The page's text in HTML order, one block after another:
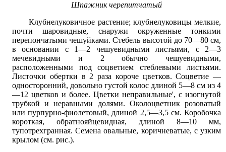
Шпажник черепитчатый
Клубнелуковичное растение; клубнелуковицы мелкие,
почти шаровидные, снаружи окруженные тонкими
перепончатыми чешуйками. Стебель высотой до 70—80 см,
в основании с 1—2 чешуевидными листьями, с 2—3
мечевидными и 2 обычно чешуевидными,
расположенными под соцветием стеблевыми листьями.
Листочки обертки в 2 раза короче цветков. Соцветие —
односторонний, довольно густой колос длиной 5—8 см из 4
—12 цветков и более. Цветки неправильные', с изогнутой
трубкой и неравными долями. Околоцветник розоватый
или пурпурно-фиолетовый, длиной 2,5—3,5 см. Коробочка
короткая, обратнояйцевидная, длиной 8—10 мм,
тупотрехгранная. Семена овальные, коричневатые, с узким
крылом (см. рис.).